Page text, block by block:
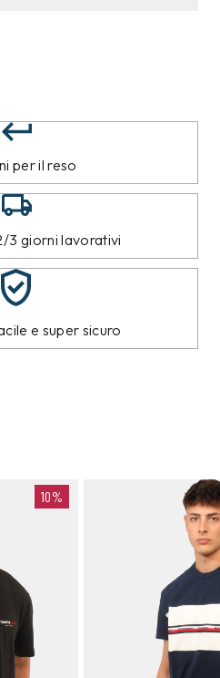
per il reso
3 giorni lavorativi
e super sicuro
10%